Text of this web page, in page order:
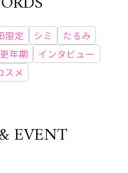
限定 シミ
たるみ
更年期
インタビュー
スメ
EVENT